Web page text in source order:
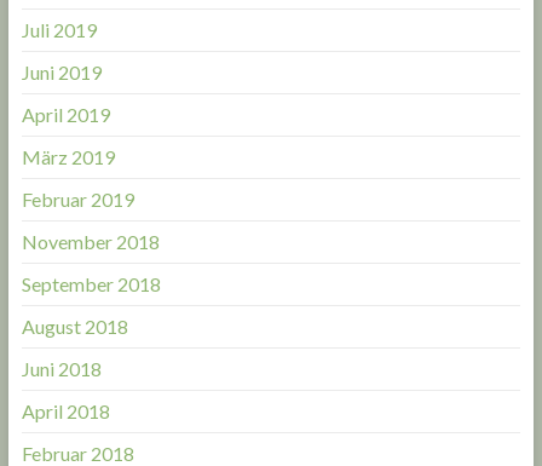
Juli 2019
Juni 2019
April 2019
März 2019
Februar 2019
November 2018
September 2018
August 2018
Juni 2018
April 2018
Februar 2018